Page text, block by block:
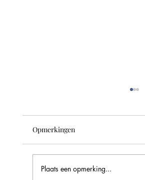
Opmerkingen
Plaats een opmerking...